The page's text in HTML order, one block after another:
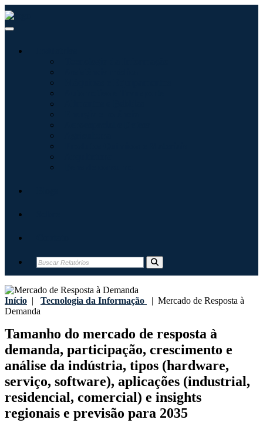
Início | Tecnologia da Informação | Mercado de Resposta à
Demanda
Tamanho do mercado de resposta à
demanda, participação, crescimento e
análise da indústria, tipos (hardware,
serviço, software), aplicações (industrial,
residencial, comercial) e insights
regionais e previsão para 2035